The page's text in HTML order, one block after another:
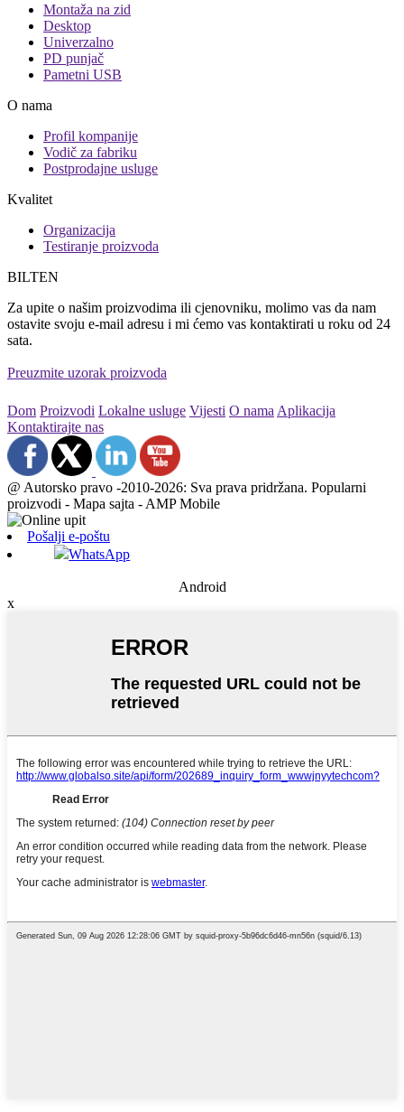
Montaža na zid
Desktop
Univerzalno
PD punjač
Pametni USB
O nama
Profil kompanije
Vodič za fabriku
Postprodajne usluge
Kvalitet
Organizacija
Testiranje proizvoda
BILTEN
Za upite o našim proizvodima ili cjenovniku, molimo vas da nam
ostavite svoju e-mail adresu i mi ćemo vas kontaktirati u roku od 24
sata.
Preuzmite uzorak proizvoda
Dom Proizvodi Lokalne usluge Vijesti O nama Aplikacija
Kontaktirajte nas
@ Autorsko pravo -2010-2026: Sva prava pridržana. Popularni
proizvodi - Mapa sajta - AMP Mobile
Pošalji e-poštu
WhatsApp
Android
x